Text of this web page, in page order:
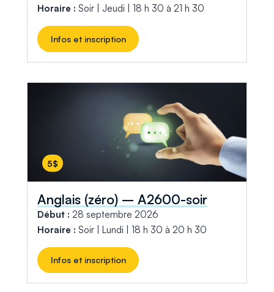
Horaire : Soir | Jeudi | 18 h 30 à 21 h 30
Infos et inscription
5$
Anglais (zéro) – A2600-soir
Début : 28 septembre 2026
Horaire : Soir | Lundi | 18 h 30 à 20 h 30
Infos et inscription